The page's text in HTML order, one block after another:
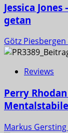
Jessica
getan
Götz Piesbergen
Reviews
Perry
Markus Gersting